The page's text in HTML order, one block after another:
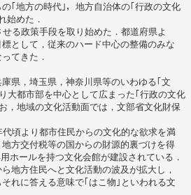
｢地方の時代｣，地方自治体の｢行政の文化
始めた．
る政策手段を取り始めた．都道府県よ
として，従来のハード中心の整備のみな
てきた．
県，埼玉県，神奈川県等のいわゆる｢文
都市部を中心として広まった｢行政の文化
，地域の文化活動面では，文部省文化財保
頃より都市住民からの文化的な欲求を満
方交付税等の国からの財源的裏づけを得
ホールを持つ文化会館が建設されている．
地方住民へと文化活動の波及が拡大し，
れに答える意味で｢はこ物｣といわれる文